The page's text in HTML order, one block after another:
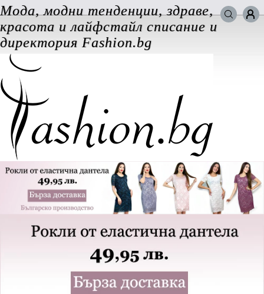
Мода, модни тенденции, здраве,
красота и лайфстайл списание и
директория Fashion.bg
ВХОД за потребители